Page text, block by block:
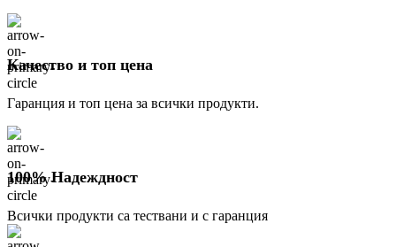
Качество и топ цена
Гаранция и топ цена за всички продукти.
100% Надеждност
Всички продукти са тествани и с гаранция